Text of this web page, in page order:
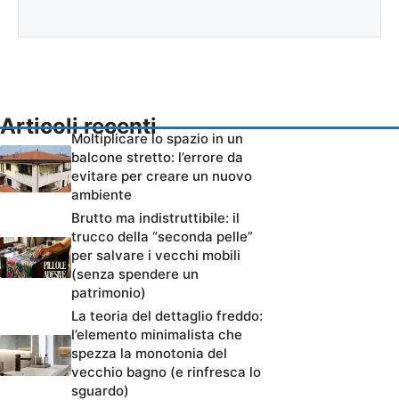
Articoli recenti
Moltiplicare lo spazio in un
balcone stretto: l’errore da
evitare per creare un nuovo
ambiente
Brutto ma indistruttibile: il
trucco della “seconda pelle”
per salvare i vecchi mobili
(senza spendere un
patrimonio)
La teoria del dettaglio freddo:
l’elemento minimalista che
spezza la monotonia del
vecchio bagno (e rinfresca lo
sguardo)